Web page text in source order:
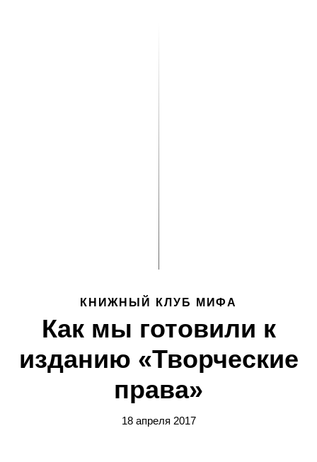
КНИЖНЫЙ КЛУБ МИФА
Как мы готовили к
изданию «Творческие
права»
18 апреля 2017